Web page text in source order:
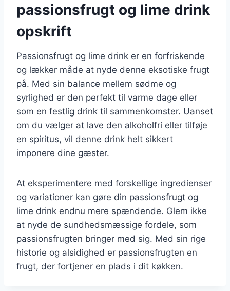
passionsfrugt og lime drink
opskrift
Passionsfrugt og lime drink er en forfriskende
og lækker måde at nyde denne eksotiske frugt
på. Med sin balance mellem sødme og
syrlighed er den perfekt til varme dage eller
som en festlig drink til sammenkomster. Uanset
om du vælger at lave den alkoholfri eller tilføje
en spiritus, vil denne drink helt sikkert
imponere dine gæster.
At eksperimentere med forskellige ingredienser
og variationer kan gøre din passionsfrugt og
lime drink endnu mere spændende. Glem ikke
at nyde de sundhedsmæssige fordele, som
passionsfrugten bringer med sig. Med sin rige
historie og alsidighed er passionsfrugten en
frugt, der fortjener en plads i dit køkken.